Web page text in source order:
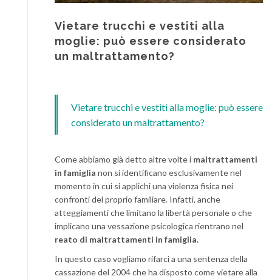
Vietare trucchi e vestiti alla
moglie: può essere considerato
un maltrattamento?
Vietare trucchi e vestiti alla moglie: può essere
considerato un maltrattamento?
Come abbiamo già detto altre volte i maltrattamenti
in famiglia non si identificano esclusivamente nel
momento in cui si applichi una violenza fisica nei
confronti del proprio familiare. Infatti, anche
atteggiamenti che limitano la libertà personale o che
implicano una vessazione psicologica rientrano nel
reato di maltrattamenti in famiglia.
In questo caso vogliamo rifarci a una sentenza della
cassazione del 2004 che ha disposto come vietare alla